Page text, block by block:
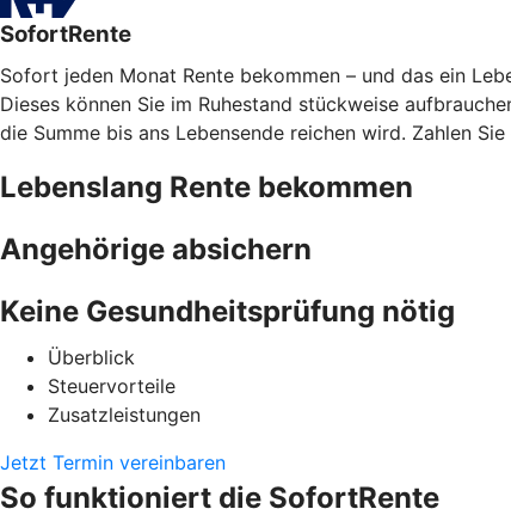
SofortRente
Sofort jeden Monat Rente bekommen – und das ein
Dieses können Sie im Ruhestand stückweise
die Summe bis ans Lebensende reichen wird. Zahlen
Lebenslang Rente bekommen
Angehörige absichern
Keine Gesundheitsprüfung nötig
Überblick
Steuervorteile
Zusatzleistungen
Jetzt Termin vereinbaren
So funktioniert die SofortRente